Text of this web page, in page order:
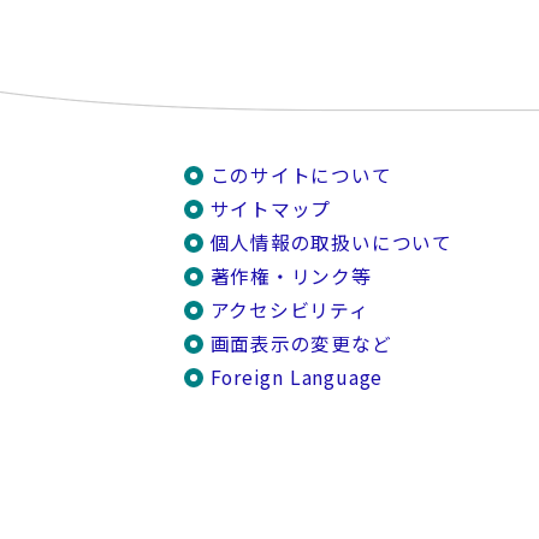
このサイトについて
サイトマップ
個人情報の取扱いについて
著作権・リンク等
アクセシビリティ
画面表示の変更など
Foreign Language